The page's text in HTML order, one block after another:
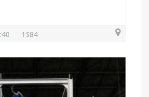
1584